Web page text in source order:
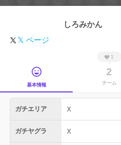
しろみかん
𝕏 ページ
基本情報
1
2
チーム
ガチエリア X
ガチヤグラ X